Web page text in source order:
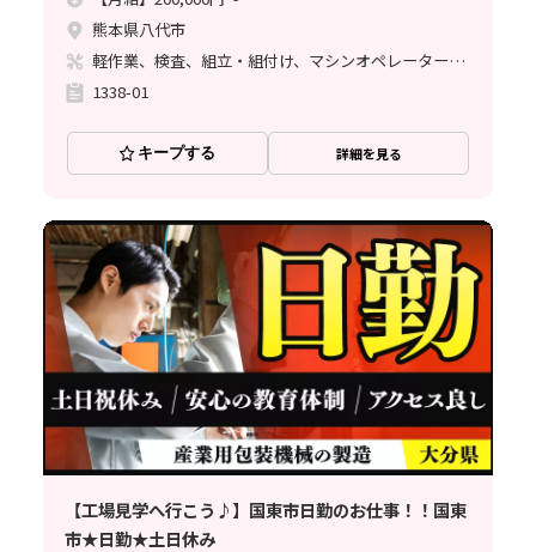
熊本県八代市
軽作業、検査、組立・組付け、マシンオペレーター、ライン作業、鋳造・鍛造、塗装、バリ取り
1338-01
キープする 詳細を見る
【工場見学へ行こう♪】国東市日勤のお仕事！！国東
市★日勤★土日休み